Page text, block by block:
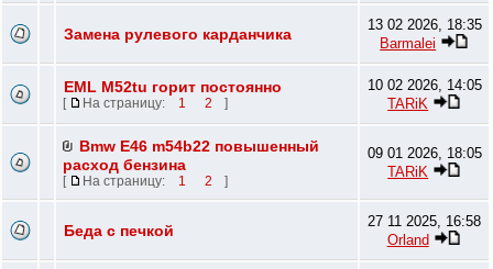
Замена рулевого карданчика
13 02 2026, 18:35
Barmalei
EML M52tu горит постоянно
[ На страницу: 1 2 ]
10 02 2026, 14:05
TARiK
Bmw E46 m54b22 повышенный
расход бензина
[ На страницу: 1 2 ]
09 01 2026, 18:05
TARiK
Беда с печкой
27 11 2025, 16:58
Orland